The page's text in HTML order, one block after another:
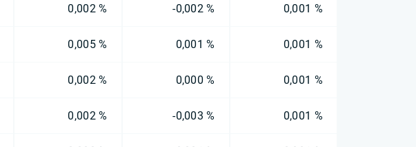
0,002 % -0,002 % 0,001 %
0,005 % 0,001 % 0,001 %
0,002 % 0,000 % 0,001 %
0,002 % -0,003 % 0,001 %